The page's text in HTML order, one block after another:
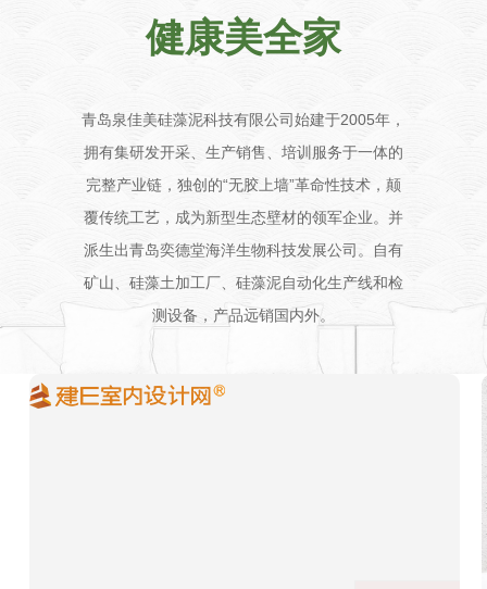
公益行动
联系我们
健康美全家
青岛泉佳美硅藻泥科技有限公司始建于2005年，
拥有集研发开采、生产销售、培训服务于一体的
完整产业链，独创的“无胶上墙”革命性技术，颠
覆传统工艺，成为新型生态壁材的领军企业。并
派生出青岛奕德堂海洋生物科技发展公司。自有
矿山、硅藻土加工厂、硅藻泥自动化生产线和检
测设备，产品远销国内外。